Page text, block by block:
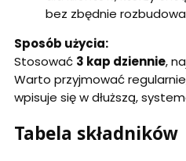
bez zbędnie
Sposób użycia:
Stosować 3 kap dziennie,
Warto przyjmować
wpisuje się w dłuższą,
Tabela składników